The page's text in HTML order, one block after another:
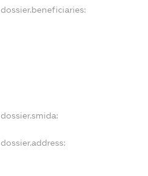
dossier.beneficiaries:
dossier.smida:
dossier.address: